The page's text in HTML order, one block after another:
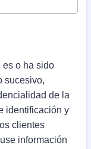
es o ha sido
sucesivo,
de la
identificación y
clientes
información